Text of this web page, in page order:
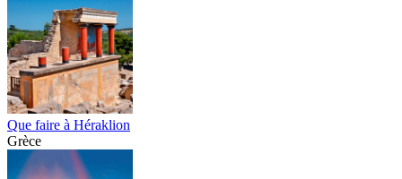
Que faire à Héraklion
Grèce